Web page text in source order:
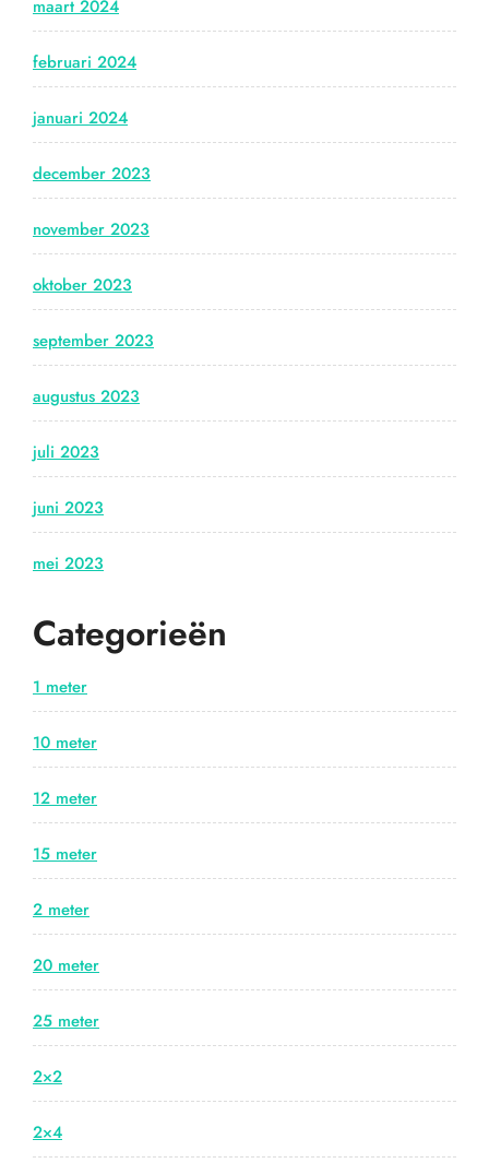
maart 2024
februari 2024
januari 2024
december 2023
november 2023
oktober 2023
september 2023
augustus 2023
juli 2023
juni 2023
mei 2023
Categorieën
1 meter
10 meter
12 meter
15 meter
2 meter
20 meter
25 meter
2×2
2×4